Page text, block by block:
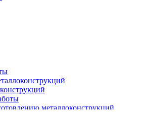
металлоконструкций